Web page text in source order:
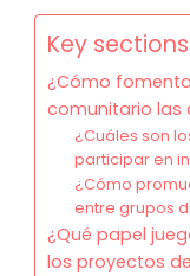
Key
¿Cómo
comunitario las
¿Cuáles son
participar en
¿Cómo
entre grupos
¿Qué papel
los proyectos